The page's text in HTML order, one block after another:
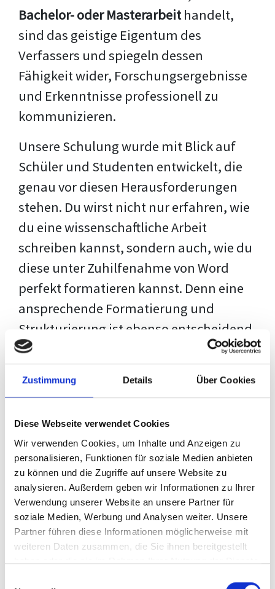
Zustimmung Details Über Cookies
Diese Webseite verwendet Cookies
Wir verwenden Cookies, um Inhalte und Anzeigen zu
personalisieren, Funktionen für soziale Medien anbieten
zu können und die Zugriffe auf unsere Website zu
analysieren. Außerdem geben wir Informationen zu Ihrer
Verwendung unserer Website an unsere Partner für
soziale Medien, Werbung und Analysen weiter. Unsere
Partner führen diese Informationen möglicherweise mit
weiteren Daten zusammen, die Sie ihnen bereitgestellt
haben oder die sie im Rahmen Ihrer Nutzung der Dienste
Bachelor- oder Masterarbeithandelt,
sind das geistige Eigentum des
Verfassers und spiegeln dessen
Fähigkeit wider, Forschungsergebnisse
und Erkenntnisse professionell zu
kommunizieren.
Unsere Schulung wurde mit Blick auf
Schüler und Studenten entwickelt, die
genau vor diesen Herausforderungen
stehen. Du wirst nicht nur erfahren, wie
du eine wissenschaftliche Arbeit
schreiben kannst, sondern auch, wie du
diese unter Zuhilfenahme von Word
perfekt formatieren kannst. Denn eine
ansprechende Formatierung und
Strukturierung ist ebenso entscheidend
wie der Inhalt selbst. Jeder Prüfer hat
eigene Erwartungen, und unsere
Schulung ist so konzipiert, dass sie dir
deiner individuellen Vorlage zeigt,
anstatt eine Einheitslösung zu bieten.
Der Prozess des wissenschaftlichen
Schreibens kann ohne das richtige
Wissen eine große Herausforderung
darstellen. Jedoch, ausgestattet mit
denTechniken und Strategiendieses
Kurses, wird die Formatierung deiner